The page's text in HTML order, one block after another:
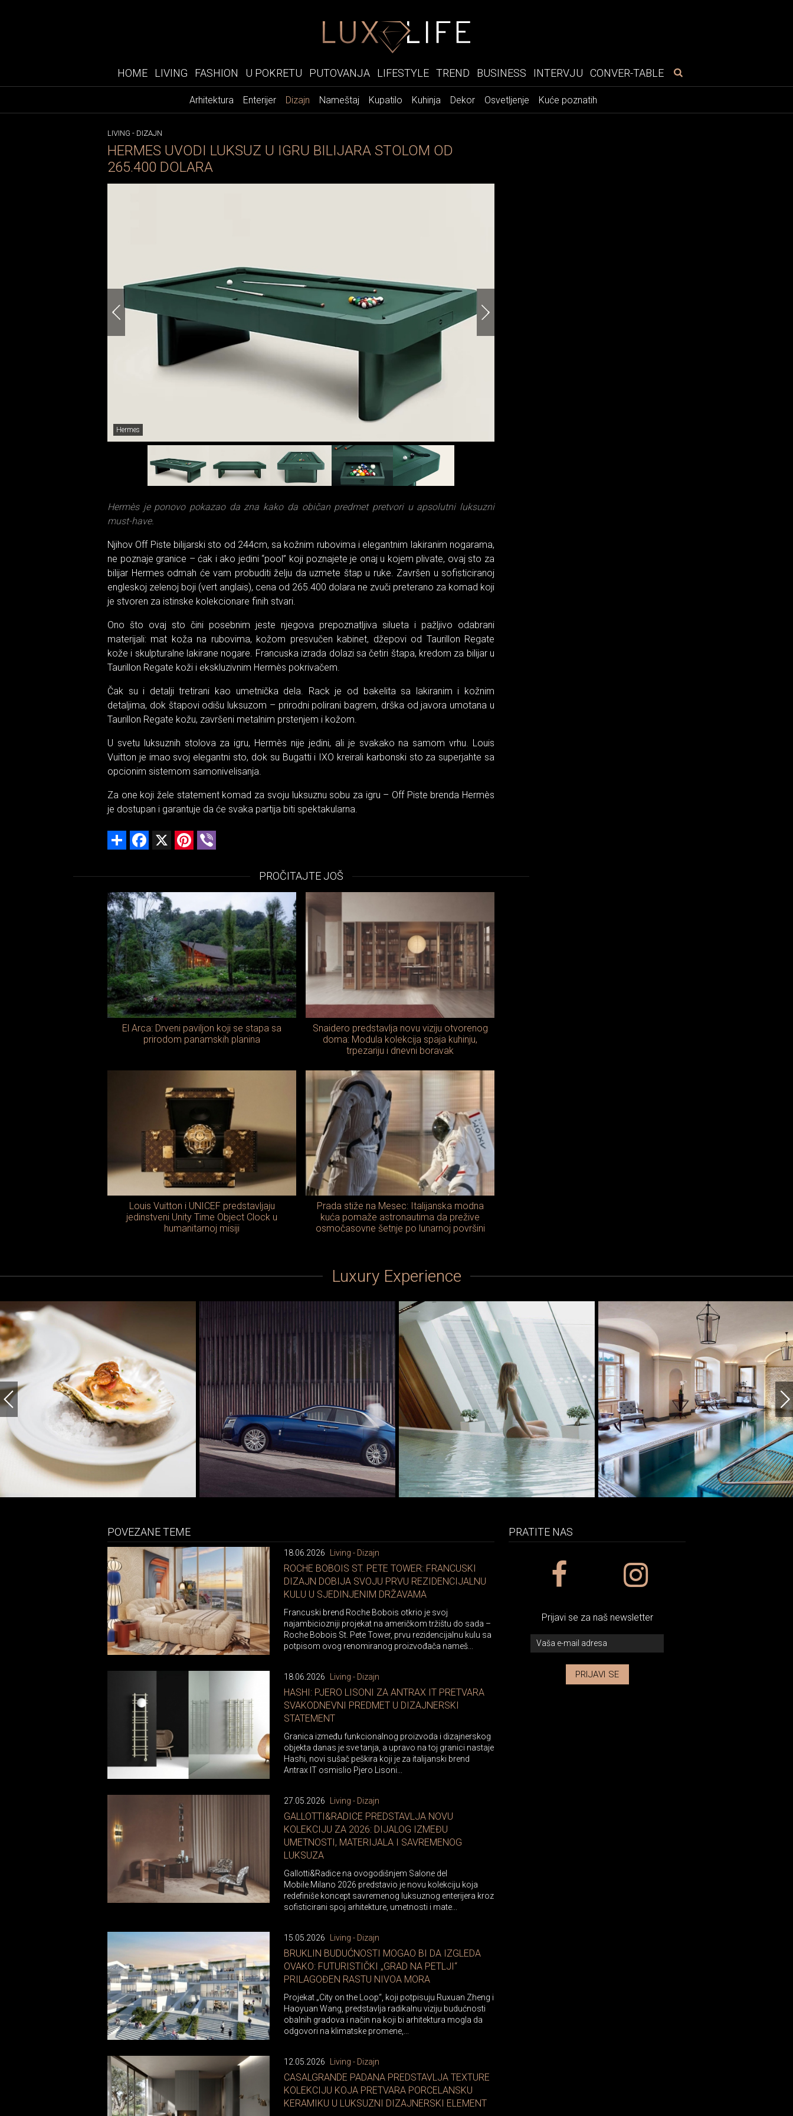
HOME LIVING FASHION U POKRETU PUTOVANJA LIFESTYLE TREND BUSINESS INTERVJU CONVER-TABLE
Arhitektura Enterijer Dizajn Nameštaj Kupatilo Kuhinja Dekor Osvetljenje Kuće poznatih
LIVING - DIZAJN
HERMES UVODI LUKSUZ U IGRU BILIJARA STOLOM OD
265.400 DOLARA
Hermes
Hermès je ponovo pokazao da zna kako da običan predmet pretvori u apsolutni luksuzni
must-have.
Njihov Off Piste bilijarski sto od 244cm, sa kožnim rubovima i elegantnim lakiranim nogarama,
ne poznaje granice – ćak i ako jedini “pool” koji poznajete je onaj u kojem plivate, ovaj sto za
bilijar Hermes odmah će vam probuditi želju da uzmete štap u ruke. Završen u sofisticiranoj
engleskoj zelenoj boji (vert anglais), cena od 265.400 dolara ne zvuči preterano za komad koji
je stvoren za istinske kolekcionare finih stvari.
Ono što ovaj sto čini posebnim jeste njegova prepoznatljiva silueta i pažljivo odabrani
materijali: mat koža na rubovima, kožom presvučen kabinet, džepovi od Taurillon Regate
kože i skulpturalne lakirane nogare. Francuska izrada dolazi sa četiri štapa, kredom za bilijar u
Taurillon Regate koži i ekskluzivnim Hermès pokrivačem.
Čak su i detalji tretirani kao umetnička dela. Rack je od bakelita sa lakiranim i kožnim
detaljima, dok štapovi odišu luksuzom – prirodni polirani bagrem, drška od javora umotana u
Taurillon Regate kožu, završeni metalnim prstenjem i kožom.
U svetu luksuznih stolova za igru, Hermès nije jedini, ali je svakako na samom vrhu. Louis
Vuitton je imao svoj elegantni sto, dok su Bugatti i IXO kreirali karbonski sto za superjahte sa
opcionim sistemom samonivelisanja.
Za one koji žele statement komad za svoju luksuznu sobu za igru – Off Piste brenda Hermès
je dostupan i garantuje da će svaka partija biti spektakularna.
Share Facebook Pinterest
PROČITAJTE JOŠ
El Arca: Drveni paviljon koji se stapa sa
prirodom panamskih planina
Snaidero predstavlja novu viziju otvorenog
doma: Modula kolekcija spaja kuhinju,
trpezariju i dnevni boravak
Louis Vuitton i UNICEF predstavljaju
jedinstveni Unity Time Object Clock u
humanitarnoj misiji
Prada stiže na Mesec: Italijanska modna
kuća pomaže astronautima da prežive
osmočasovne šetnje po lunarnoj površini
Luxury Experience
POVEZANE TEME
18.06.2026 Living - Dizajn
ROCHE BOBOIS ST. PETE TOWER: FRANCUSKI
DIZAJN DOBIJA SVOJU PRVU REZIDENCIJALNU
KULU U SJEDINJENIM DRŽAVAMA
Francuski brend Roche Bobois otkrio je svoj
najambiciozniji projekat na američkom tržištu do sada –
Roche Bobois St. Pete Tower, prvu rezidencijalnu kulu sa
potpisom ovog renomiranog proizvođača nameš...
18.06.2026 Living - Dizajn
HASHI: PJERO LISONI ZA ANTRAX IT PRETVARA
SVAKODNEVNI PREDMET U DIZAJNERSKI
STATEMENT
Granica između funkcionalnog proizvoda i dizajnerskog
objekta danas je sve tanja, a upravo na toj granici nastaje
Hashi, novi sušač peškira koji je za italijanski brend
Antrax IT osmislio Pjero Lisoni...
27.05.2026 Living - Dizajn
GALLOTTI&RADICE PREDSTAVLJA NOVU
KOLEKCIJU ZA 2026: DIJALOG IZMEĐU
UMETNOSTI, MATERIJALA I SAVREMENOG
LUKSUZA
Gallotti&Radice na ovogodišnjem Salone del
Mobile.Milano 2026 predstavio je novu kolekciju koja
redefiniše koncept savremenog luksuznog enterijera kroz
sofisticirani spoj arhitekture, umetnosti i mate...
15.05.2026 Living - Dizajn
BRUKLIN BUDUĆNOSTI MOGAO BI DA IZGLEDA
OVAKO: FUTURISTIČKI „GRAD NA PETLJI“
PRILAGOĐEN RASTU NIVOA MORA
Projekat „City on the Loop“, koji potpisuju Ruxuan Zheng i
Haoyuan Wang, predstavlja radikalnu viziju budućnosti
obalnih gradova i način na koji bi arhitektura mogla da
odgovori na klimatske promene,...
12.05.2026 Living - Dizajn
CASALGRANDE PADANA PREDSTAVLJA TEXTURE
KOLEKCIJU KOJA PRETVARA PORCELANSKU
KERAMIKU U LUKSUZNI DIZAJNERSKI ELEMENT
PRATITE NAS
Prijavi se za naš newsletter
PRIJAVI SE